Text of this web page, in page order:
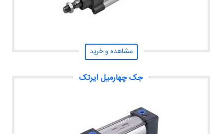
مشاهده و خرید
جک چهارمیل ایرتک